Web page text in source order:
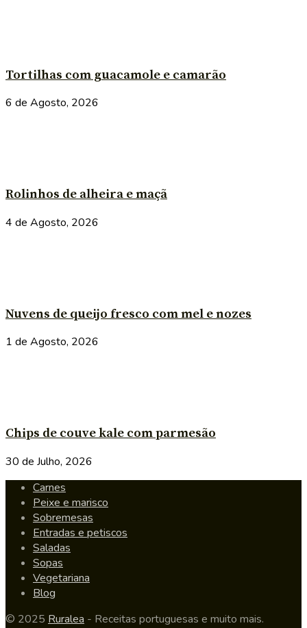
Tortilhas com guacamole e camarão
6 de Agosto, 2026
Rolinhos de alheira e maçã
4 de Agosto, 2026
Nuvens de queijo fresco com mel e nozes
1 de Agosto, 2026
Chips de couve kale com parmesão
30 de Julho, 2026
Carnes
Peixe e marisco
Sobremesas
Entradas e petiscos
Saladas
Sopas
Vegetariana
Blog
© 2025 Ruralea - Receitas portuguesas e muito mais.